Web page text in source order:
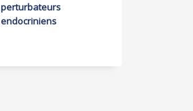
perturbateurs
endocriniens